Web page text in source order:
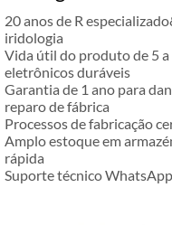
20 anos de R
iridologia
Vida útil do produto de 5
eletrônicos duráveis
Garantia de 1 ano para
reparo de fábrica
Processos de fabricação
Amplo estoque em
rápida
Suporte técnico